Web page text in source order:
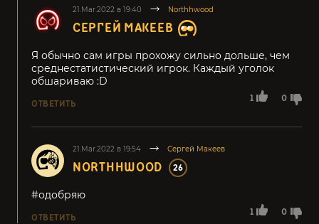
21.Mar.2022 в 19:40 Northhwood
СЕРГЕЙ МАКЕЕВ
1 0
Я обычно сам игры прохожу сильно дольше, чем
среднестатистический игрок. Каждый уголок
обшариваю :D
ОТВЕТИТЬ
21.Mar.2022 в 19:54 Сергей Макеев
NORTHHWOOD 26
1 0
#одобряю
ОТВЕТИТЬ